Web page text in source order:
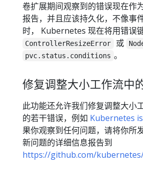
卷扩展期间观察到的错误现在作
报告，并且应该持久化，不像事
时， Kubernetes 现在将用错误
ControllerResizeError 或
pvc.status.conditions 。
修复调整大小工作流中
此功能还允许我们修复调整大小
的若干错误，例如 Kubernetes
果你观察到任何问题，请将你所
新问题的详细信息报告到
https://github.com/